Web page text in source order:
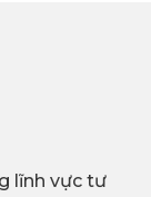
lĩnh vực tư